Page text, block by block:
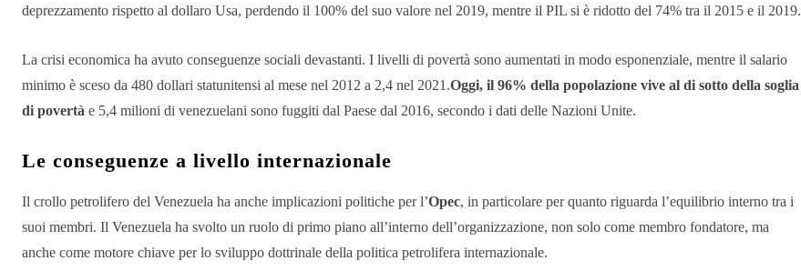
deprezzamento rispetto al dollaro Usa, perdendo il 100% del suo valore nel 2019, mentre il PIL si è ridotto del 74% tra il 2015 e il 2019.
La crisi economica ha avuto conseguenze sociali devastanti. I livelli di povertà sono aumentati in modo esponenziale, mentre il salario
minimo è sceso da 480 dollari statunitensi al mese nel 2012 a 2,4 nel 2021.Oggi, il 96% della popolazione vive al di sotto della soglia
di povertà e 5,4 milioni di venezuelani sono fuggiti dal Paese dal 2016, secondo i dati delle Nazioni Unite.
Le conseguenze a livello internazionale
Il crollo petrolifero del Venezuela ha anche implicazioni politiche per l’Opec, in particolare per quanto riguarda l’equilibrio interno tra i
suoi membri. Il Venezuela ha svolto un ruolo di primo piano all’interno dell’organizzazione, non solo come membro fondatore, ma
anche come motore chiave per lo sviluppo dottrinale della politica petrolifera internazionale.